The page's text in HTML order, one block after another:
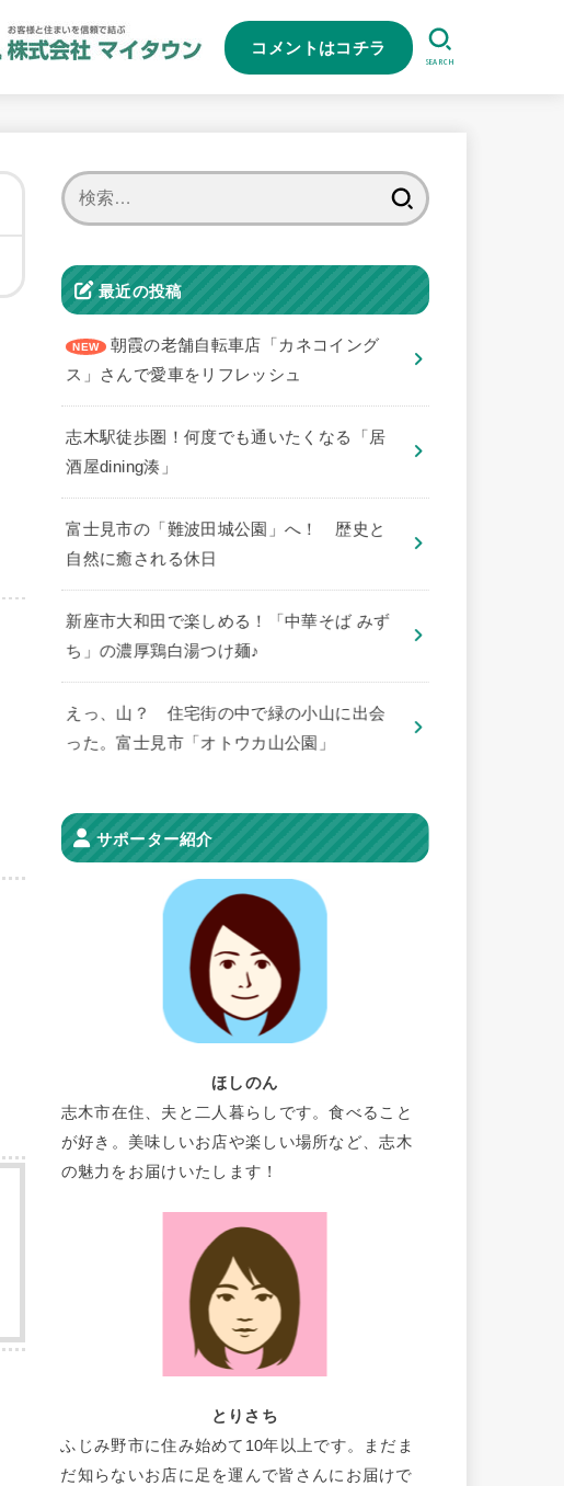
コメントはコチラ
SEARCH
最近の投稿
朝霞の老舗自転車店「カネコイング
ス」さんで愛車をリフレッシュ
志木駅徒歩圏！何度でも通いたくなる「居
酒屋dining湊」
​富士見市の「難波田城公園」へ！ 歴史と
自然に癒される休日
新座市大和田で楽しめる！「中華そば みず
ち」の濃厚鶏白湯つけ麺♪
えっ、山？ 住宅街の中で緑の小山に出会
った。富士見市「オトウカ山公園」
サポーター紹介
ほしのん
志木市在住、夫と二人暮らしです。食べること
が好き。美味しいお店や楽しい場所など、志木
の魅力をお届けいたします！
とりさち
ふじみ野市に住み始めて10年以上です。まだま
だ知らないお店に足を運んで皆さんにお届けで